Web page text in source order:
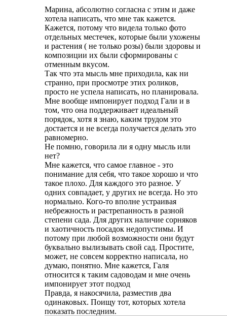
Марина, абсолютно согласна с этим и даже
хотела написать, что мне так кажется.
Кажется, потому что видела только фото
отдельных местечек, которые были ухожены
и растения ( не только розы) были здоровы и
композиции их были сформированы с
отменным вкусом.
Так что эта мысль мне приходила, как ни
странно, при просмотре этих роликов,
просто не успела написать, но планировала.
Мне вообще импонирует подход Гали и в
том, что она поддерживает идеальный
порядок, хотя я знаю, каким трудом это
достается и не всегда получается делать это
равномерно.
Не помню, говорила ли я одну мысль или
нет?
Мне кажется, что самое главное - это
понимание для себя, что такое хорошо и что
такое плохо. Для каждого это разное. У
одних совпадает, у других не всегда. Но это
нормально. Кого-то вполне устраивая
небрежность и растрепанность в разной
степени сада. Для других наличие сорняков
и хаотичность посадок недопустимы. И
потому при любой возможности они будут
буквально вылизывать свой сад. Простите,
может, не совсем корректно написала, но
думаю, понятно. Мне кажется, Галя
относится к таким садоводам и мне очень
импонирует этот подход
Правда, я накосячила, разместив два
одинаковых. Поищу тот, которых хотела
показать последним.